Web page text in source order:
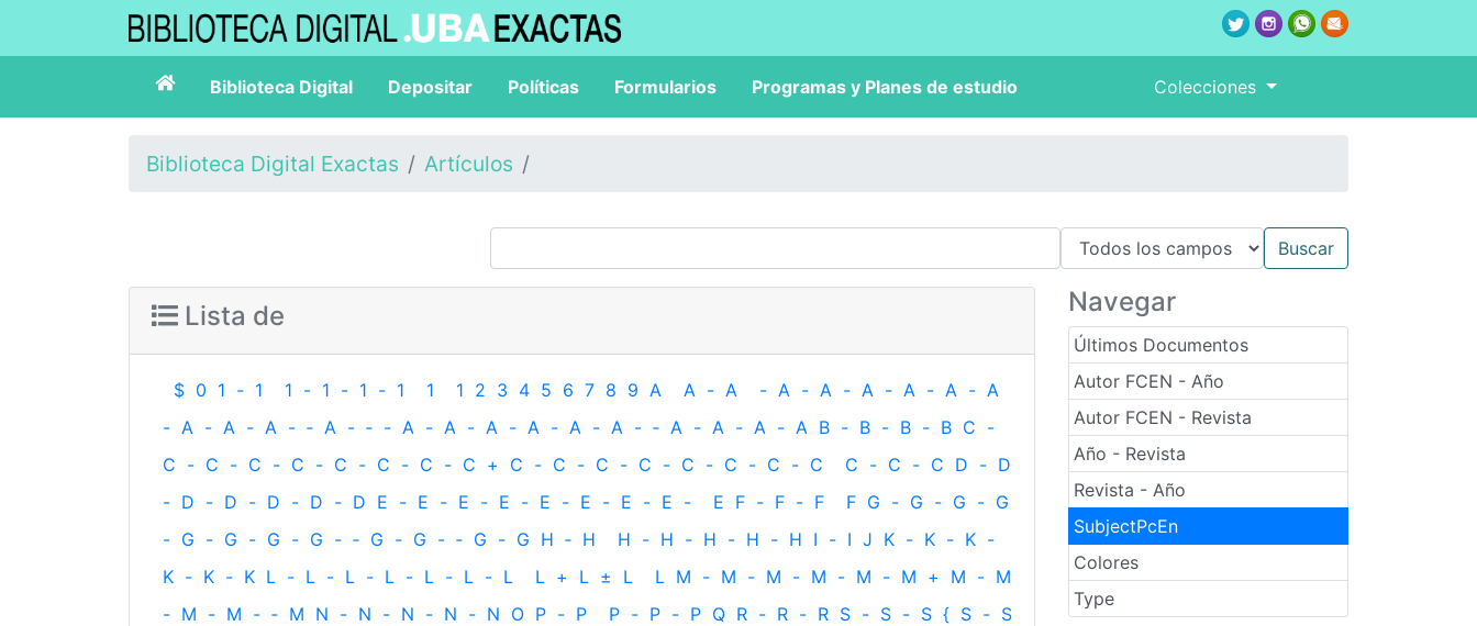
Biblioteca Digital Depositar Políticas Formularios Programas y Planes de estudio Colecciones
Biblioteca Digital Exactas Artículos
Navegar
Últimos Documentos
Autor FCEN - Año
Autor FCEN - Revista
Año - Revista
Revista - Año
SubjectPcEn
Colores
Type
Lista de
$ 0 1 - 1 1 - 1 - 1 - 1 1 1 2 3 4 5 6 7 8 9 A A - A - A - A - A - A - A - A
- A - A - A - ‐ A - ‐ - A - A - A - A - A - A - ‐ A - A - A - A B - B - B - B C -
C - C - C - C - C - C - C - C + C - C - C - C - C - C - C - C C - C - C D - D
- D - D - D - D - D E - E - E - E - E - E - E - E - E F - F - F F G - G - G - G
- G - G - G - G - ‐ G - G - ‐ G - G H ‐ H H - H - H - H - H I - I J K - K - K -
K - K - K L - L - L - L - L - L - L L + L ± L L M - M - M - M - M - M + M - M
- M - M - ‐ M N - N - N - N - N O P - P P - P - P Q R - R - R S - S - S { S - S